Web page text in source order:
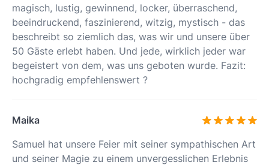
magisch, lustig, gewinnend, locker, überraschend,
beeindruckend, faszinierend, witzig, mystisch - das
beschreibt so ziemlich das, was wir und unsere über
50 Gäste erlebt haben. Und jede, wirklich jeder war
begeistert von dem, was uns geboten wurde. Fazit:
hochgradig empfehlenswert ?
Maika
Samuel hat unsere Feier mit seiner sympathischen Art
und seiner Magie zu einem unvergesslichen Erlebnis